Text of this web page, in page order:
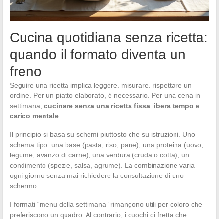
Cucina quotidiana senza ricetta:
quando il formato diventa un
freno
Seguire una ricetta implica leggere, misurare, rispettare un
ordine. Per un piatto elaborato, è necessario. Per una cena in
settimana, cucinare senza una ricetta fissa libera tempo e
carico mentale.
Il principio si basa su schemi piuttosto che su istruzioni. Uno
schema tipo: una base (pasta, riso, pane), una proteina (uovo,
legume, avanzo di carne), una verdura (cruda o cotta), un
condimento (spezie, salsa, agrume). La combinazione varia
ogni giorno senza mai richiedere la consultazione di uno
schermo.
I formati “menu della settimana” rimangono utili per coloro che
preferiscono un quadro. Al contrario, i cuochi di fretta che